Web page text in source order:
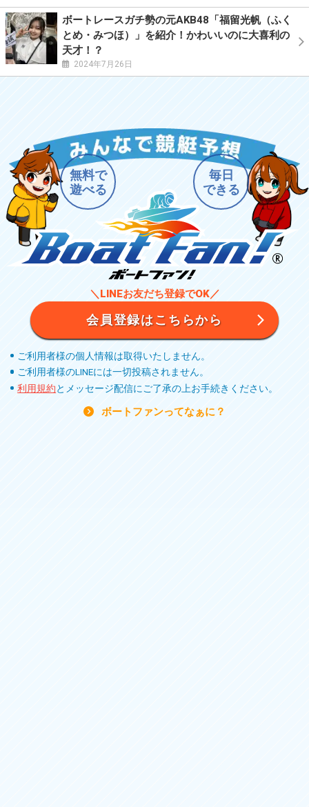
ボートレースガチ勢の元AKB48「福留光帆（ふく
とめ・みつほ）」を紹介！かわいいのに大喜利の
天才！？
2024年7月26日
無料で
遊べる
毎日
できる
＼LINEお友だち登録でOK／
会員登録はこちらから
ご利用者様の個人情報は取得いたしません。
ご利用者様のLINEには一切投稿されません。
利用規約とメッセージ配信にご了承の上お手続きください。
ボートファンってなぁに？